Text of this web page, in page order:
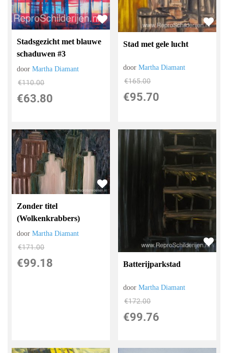
Stadsgezicht met blauwe
schaduwen #3
doorMartha Diamant
€110.00
€63.80
Stad met gele lucht
doorMartha Diamant
€165.00
€95.70
Zonder titel
(Wolkenkrabbers)
doorMartha Diamant
€171.00
€99.18 Batterijparkstad
doorMartha Diamant
€172.00
€99.76